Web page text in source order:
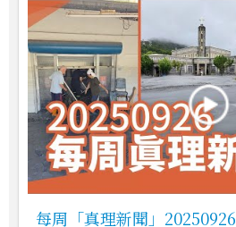
每周「真理新聞」20250926